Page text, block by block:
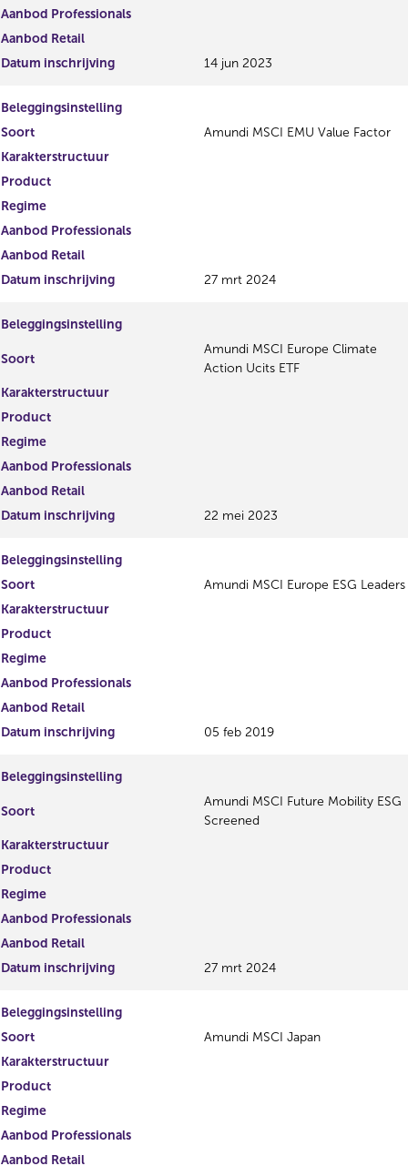
Aanbod Professionals
Aanbod Retail
Datum inschrijving
14 jun 2023
Beleggingsinstelling
Soort
Amundi MSCI EMU Value Factor
Karakterstructuur
Product
Regime
Aanbod Professionals
Aanbod Retail
Datum inschrijving
27 mrt 2024
Beleggingsinstelling
Soort
Amundi MSCI Europe Climate
Action Ucits ETF
Karakterstructuur
Product
Regime
Aanbod Professionals
Aanbod Retail
Datum inschrijving
22 mei 2023
Beleggingsinstelling
Soort
Amundi MSCI Europe ESG Leaders
Karakterstructuur
Product
Regime
Aanbod Professionals
Aanbod Retail
Datum inschrijving
05 feb 2019
Beleggingsinstelling
Soort
Amundi MSCI Future Mobility ESG
Screened
Karakterstructuur
Product
Regime
Aanbod Professionals
Aanbod Retail
Datum inschrijving
27 mrt 2024
Beleggingsinstelling
Soort
Amundi MSCI Japan
Karakterstructuur
Product
Regime
Aanbod Professionals
Aanbod Retail